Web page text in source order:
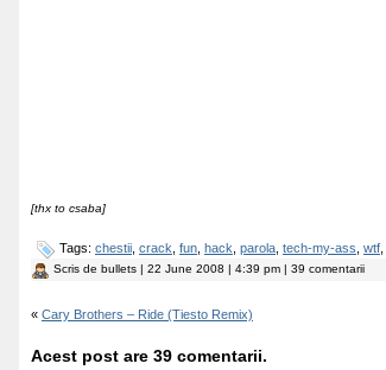
[thx to csaba]
Tags: chestii crack fun hack parola tech-my-ass wtf
Scris de bullets | 22 June 2008 | 4:39 pm | 39 comentarii
« Cary Brothers – Ride (Tiesto Remix)
Acest post are 39 comentarii.